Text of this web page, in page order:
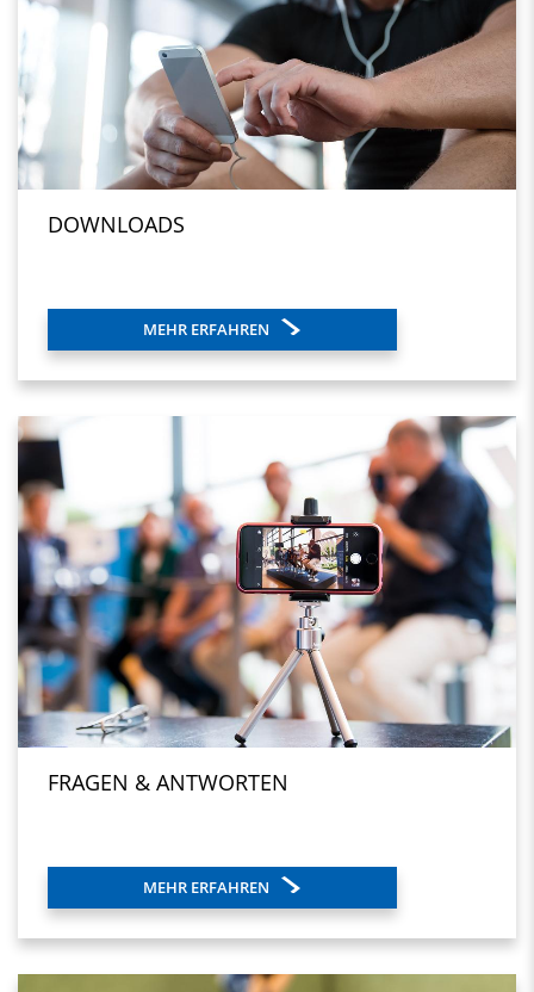
DOWNLOADS
MEHR ERFAHREN
FRAGEN & ANTWORTEN
MEHR ERFAHREN